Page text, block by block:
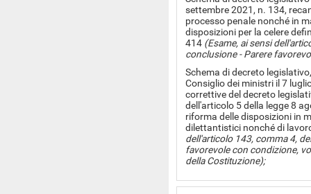
settembre 2021, n. 134,
processo penale nonché in
disposizioni per la celere
414 (Esame, ai sensi
conclusione - Parere
Schema di decreto
Consiglio dei ministri il 7
correttive del decreto
dell'articolo 5 della legge 8
riforma delle disposizioni in
dilettantistici nonché di
dell'articolo 143, comma 4,
favorevole con condizione,
della Costituzione);